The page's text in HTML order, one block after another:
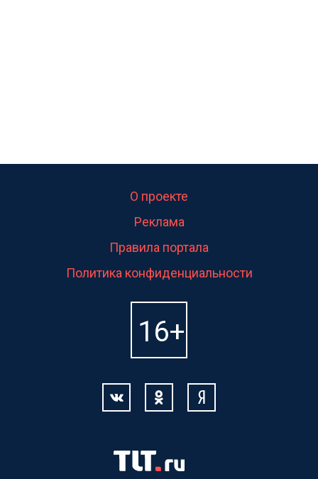
О проекте
Реклама
Правила портала
Политика конфиденциальности